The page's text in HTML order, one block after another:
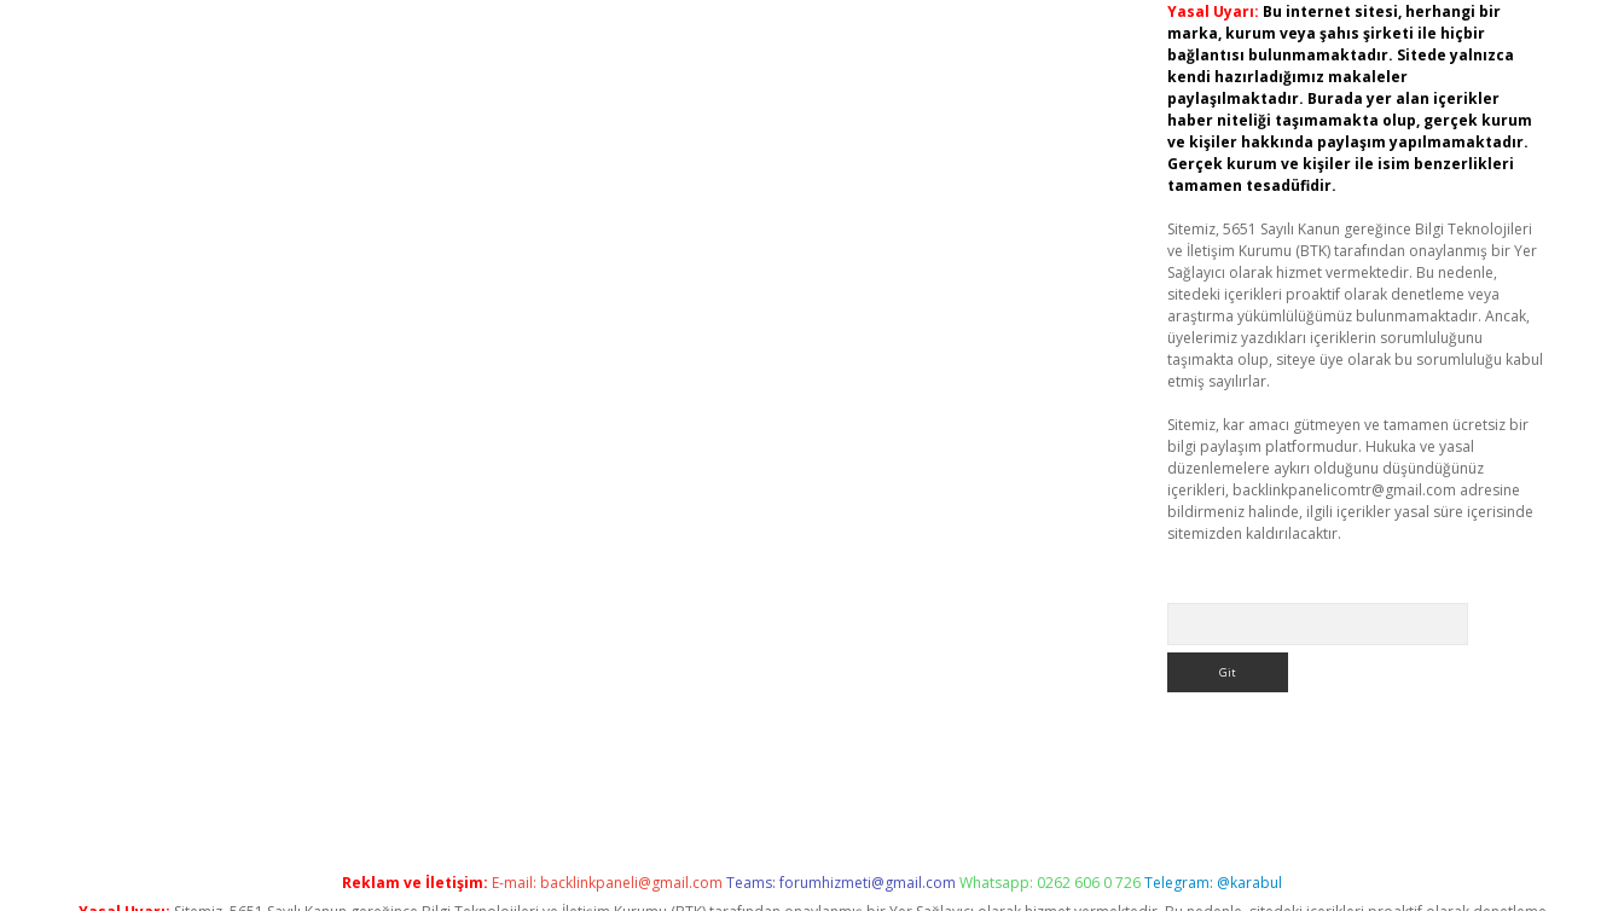
Yasal Uyarı: Bu internet sitesi, herhangi bir
marka, kurum veya şahıs şirketi ile hiçbir
bağlantısı bulunmamaktadır. Sitede yalnızca
kendi hazırladığımız makaleler
paylaşılmaktadır. Burada yer alan içerikler
haber niteliği taşımamakta olup, gerçek kurum
ve kişiler hakkında paylaşım yapılmamaktadır.
Gerçek kurum ve kişiler ile isim benzerlikleri
tamamen tesadüfidir.
Sitemiz, 5651 Sayılı Kanun gereğince Bilgi Teknolojileri
ve İletişim Kurumu (BTK) tarafından onaylanmış bir Yer
Sağlayıcı olarak hizmet vermektedir. Bu nedenle,
sitedeki içerikleri proaktif olarak denetleme veya
araştırma yükümlülüğümüz bulunmamaktadır. Ancak,
üyelerimiz yazdıkları içeriklerin sorumluluğunu
taşımakta olup, siteye üye olarak bu sorumluluğu kabul
etmiş sayılırlar.
Sitemiz, kar amacı gütmeyen ve tamamen ücretsiz bir
bilgi paylaşım platformudur. Hukuka ve yasal
düzenlemelere aykırı olduğunu düşündüğünüz
içerikleri, backlinkpanelicomtr@gmail.com adresine
bildirmeniz halinde, ilgili içerikler yasal süre içerisinde
sitemizden kaldırılacaktır.
Reklam ve İletişim: E-mail: backlinkpaneli@gmail.com Teams:forumhizmeti@gmail.com Whatsapp: 0262 606 0 726Telegram: @karabul